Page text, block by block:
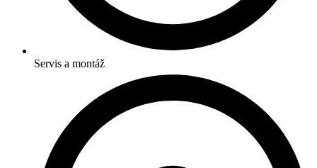
Servis a montáž